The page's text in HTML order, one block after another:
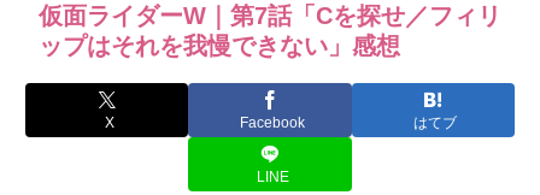
仮面ライダーW｜第7話「Cを探せ／フィリ
ップはそれを我慢できない」感想
X Facebook はてブ
LINE